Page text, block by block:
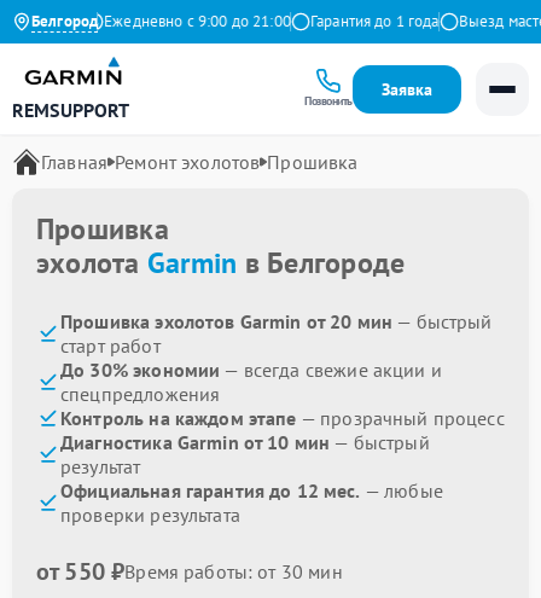
Белгород
Яндекс Ежедневно с 9:00 до 21:00 Гарантия до 1 года Выезд
REMSUPPORT Позвонить
Заявка
Главная Ремонт эхолотов Прошивка
Прошивка
эхолота Garmin в Белгороде
Прошивка эхолотов Garmin от 20 мин — быстрый
старт работ
До 30% экономии — всегда свежие акции и
спецпредложения
Контроль на каждом этапе — прозрачный процесс
Диагностика Garmin от 10 мин — быстрый
результат
Официальная гарантия до 12 мес. — любые
проверки результата
от 550 ₽Время работы: от 30 мин